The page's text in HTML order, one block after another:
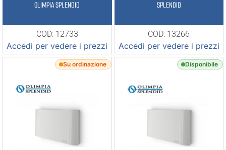
OLIMPIA SPLENDID
COD: 12733
Accedi per vedere i prezzi
SPLENDID
COD: 13266
Accedi per vedere i prezzi
Su ordinazione Disponibile